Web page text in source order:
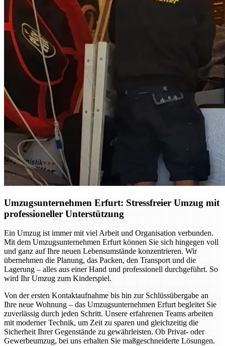
Umzugsunternehmen Erfurt: Stressfreier Umzug mit
professioneller Unterstützung
Ein Umzug ist immer mit viel Arbeit und Organisation verbunden.
Mit dem Umzugsunternehmen Erfurt können Sie sich hingegen voll
und ganz auf Ihre neuen Lebensumstände konzentrieren. Wir
übernehmen die Planung, das Packen, den Transport und die
Lagerung – alles aus einer Hand und professionell durchgeführt. So
wird Ihr Umzug zum Kinderspiel.
Von der ersten Kontaktaufnahme bis hin zur Schlüssübergabe an
Ihre neue Wohnung – das Umzugsunternehmen Erfurt begleitet Sie
zuverlässig durch jeden Schritt. Unsere erfahrenen Teams arbeiten
mit moderner Technik, um Zeit zu sparen und gleichzeitig die
Sicherheit Ihrer Gegenstände zu gewährleisten. Ob Privat- oder
Gewerbeumzug, bei uns erhalten Sie maßgeschneiderte Lösungen.